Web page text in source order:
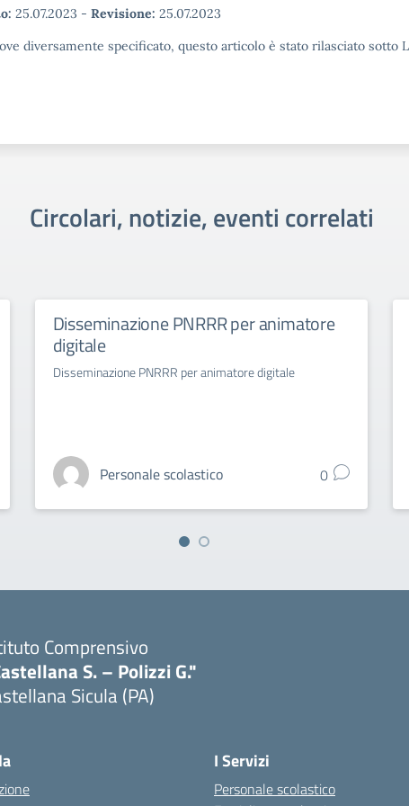
25.07.2023 - Revisione: 25.07.2023
diversamente specificato, questo articolo è stato rilasciato sotto
Circolari, notizie, eventi correlati
Disseminazione PNRRR per animatore
digitale
Disseminazione PNRRR per animatore digitale
Personale scolastico 0
Comprensivo
S. – Polizzi G."
Sicula (PA)
I Servizi
Personale scolastico